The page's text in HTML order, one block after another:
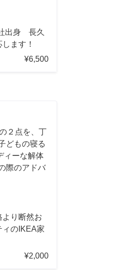
出身 長久
ます！
¥6,500
２点を、丁
どもの寝る
ィーな解体
際のアドバ
より断然お
ィのIKEA家
¥2,000